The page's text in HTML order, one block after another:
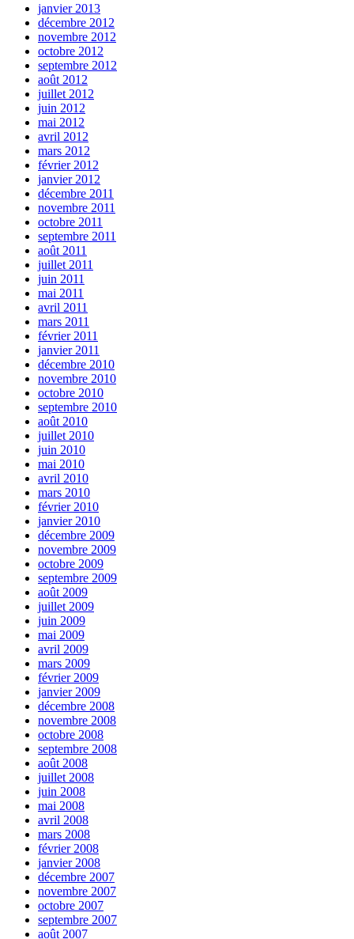
janvier 2013
décembre 2012
novembre 2012
octobre 2012
septembre 2012
août 2012
juillet 2012
juin 2012
mai 2012
avril 2012
mars 2012
février 2012
janvier 2012
décembre 2011
novembre 2011
octobre 2011
septembre 2011
août 2011
juillet 2011
juin 2011
mai 2011
avril 2011
mars 2011
février 2011
janvier 2011
décembre 2010
novembre 2010
octobre 2010
septembre 2010
août 2010
juillet 2010
juin 2010
mai 2010
avril 2010
mars 2010
février 2010
janvier 2010
décembre 2009
novembre 2009
octobre 2009
septembre 2009
août 2009
juillet 2009
juin 2009
mai 2009
avril 2009
mars 2009
février 2009
janvier 2009
décembre 2008
novembre 2008
octobre 2008
septembre 2008
août 2008
juillet 2008
juin 2008
mai 2008
avril 2008
mars 2008
février 2008
janvier 2008
décembre 2007
novembre 2007
octobre 2007
septembre 2007
août 2007